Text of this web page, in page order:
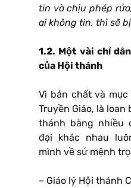
tin và chịu phép
ai không tin, thì sẽ bị
1.2. Một vài chỉ
của Hội thánh
Vì bản chất và
Truyền Giáo, là loan
thánh bằng nhiều
đại khác nhau
mình về sứ mệnh
– Giáo lý Hội thánh